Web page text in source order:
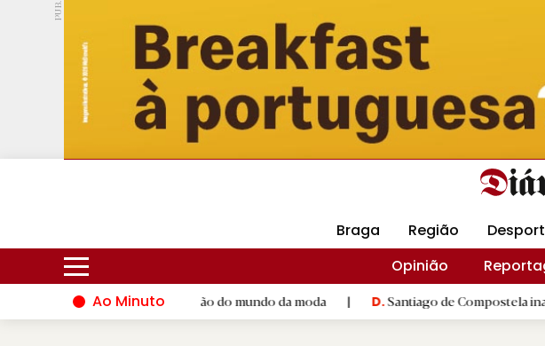
PUB.
Hoje 16ºC 28ºC DMtv Revista Minha
Braga Região
Opinião
Ao Minuto
ao talento e à inovação do mundo da moda | D.Santiago de Compostela inaugura